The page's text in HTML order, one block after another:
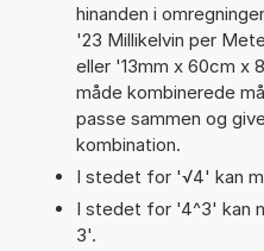
hinanden i
'23 Millikelvin per
eller '13mm x 60cm x
måde kombinerede
passe sammen og
kombination.
I stedet for '√4' kan
I stedet for '4^3' kan
3'.